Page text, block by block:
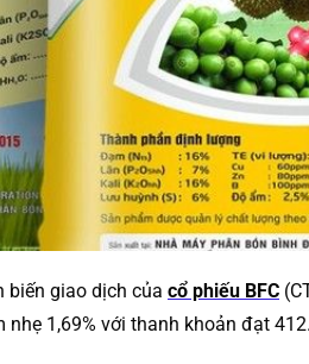
biến giao dịch của cổ phiếu BFC
nhẹ 1,69% với thanh khoản đạt